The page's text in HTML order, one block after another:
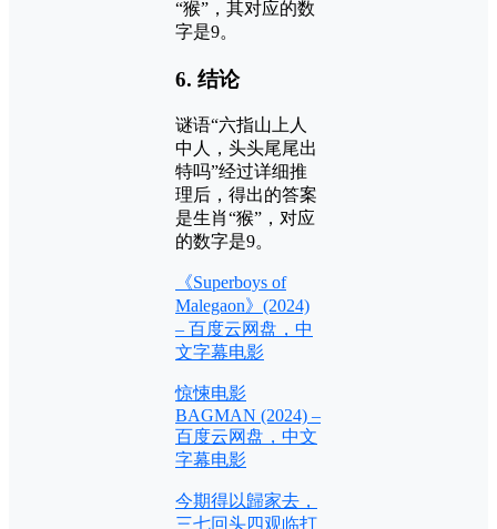
“猴”，其对应的数
字是9。
6. 结论
谜语“六指山上人
中人，头头尾尾出
特吗”经过详细推
理后，得出的答案
是生肖“猴”，对应
的数字是9。
《Superboys of
Malegaon》(2024)
– 百度云网盘，中
文字幕电影
惊悚电影
BAGMAN (2024) –
百度云网盘，中文
字幕电影
今期得以歸家去，
三七回头四观临打